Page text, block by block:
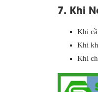
7. Khi
Khi
Khi
Khi